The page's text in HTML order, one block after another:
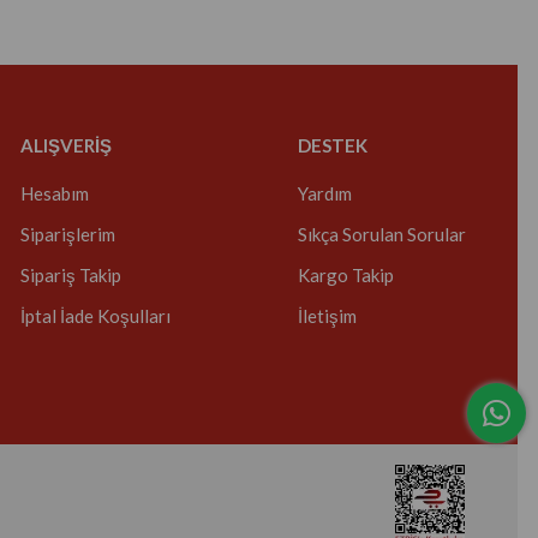
ALIŞVERİŞ
Hesabım
Siparişlerim
Sipariş Takip
İptal İade Koşulları
DESTEK
Yardım
Sıkça Sorulan Sorular
Kargo Takip
İletişim